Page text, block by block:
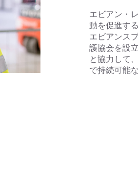
エビアン・
動を促進す
エビアンス
護協会を設
と協力して
で持続可能